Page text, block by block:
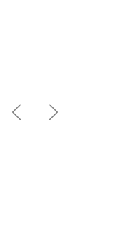
AnteriorSeguinte